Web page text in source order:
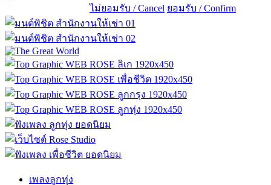
ไม่ยอมรับ / Cancel ยอมรับ / Confirm
เพลงลูกทุ่ง